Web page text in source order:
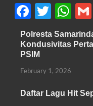
F
ac
e
b
o
o
T
w
itt
W
h
at
p
Polresta
Kondusivitas
PSIM
February 1, 2026
Daftar Lagu Hit